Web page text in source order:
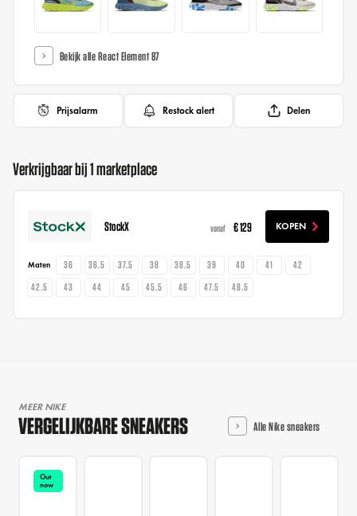
Bekijk alle React Element 87
Prijsalarm Restock alert Delen
Verkrijgbaar bij 1 marketplace
StockX vanaf € 129 KOPEN
Maten 36 36.5 37.5 38 38.5 39 40 41
42
42.5
43 44 45 45.5 46 47.5 48.5
MEER NIKE
VERGELIJKBARE SNEAKERS Alle Nike sneakers
Out
now